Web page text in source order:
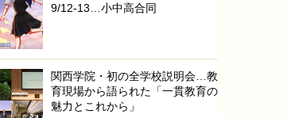
9/12-13…小中高合同
関西学院・初の全学校説明会…教
育現場から語られた「一貫教育の
魅力とこれから」